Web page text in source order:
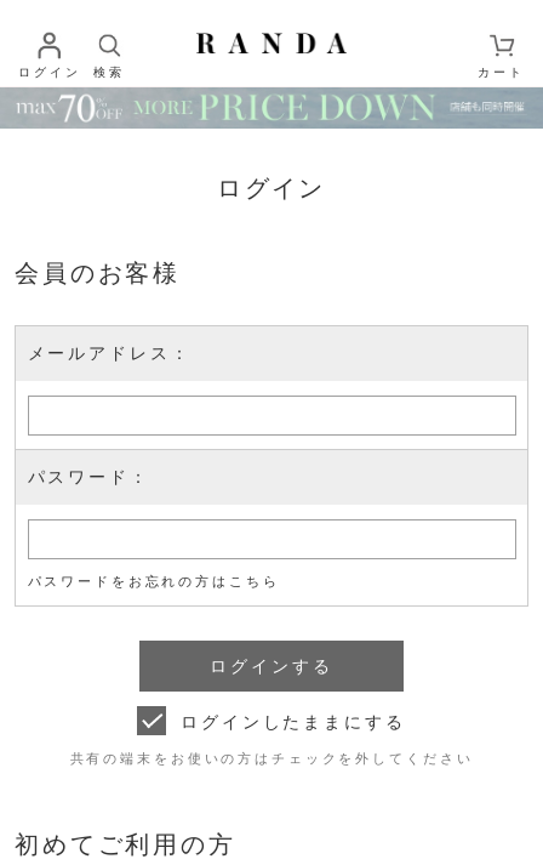
ログイン 検索 カート
ログイン
会員のお客様
メールアドレス：
パスワード：
パスワードをお忘れの方はこちら
ログインしたままにする
共有の端末をお使いの方はチェックを外してください
初めてご利用の方